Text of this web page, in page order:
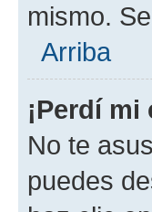
mismo.
Arriba
¡Perdí
No te
puedes